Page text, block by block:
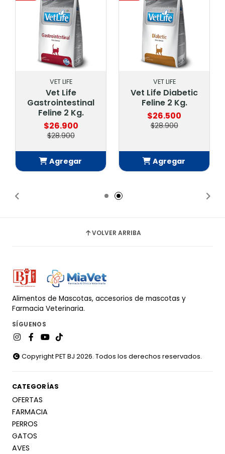
VET LIFE
Vet Life
Gastrointestinal
Feline 2 Kg.
$26.900
$28.900
Agregar
VET LIFE
Vet Life Diabetic
Feline 2 Kg.
$26.500
$28.900
Agregar
VOLVER ARRIBA
Alimentos de Mascotas, accesorios de mascotas y
Farmacia Veterinaria.
SÍGUENOS
Copyright PET BJ 2026. Todos los derechos reservados.
CATEGORÍAS
OFERTAS
FARMACIA
PERROS
GATOS
AVES